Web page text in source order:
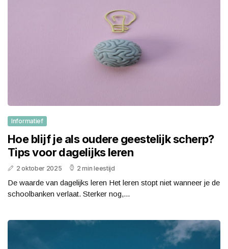
Informatief
Hoe blijf je als oudere geestelijk scherp?
Tips voor dagelijks leren
2 oktober 2025 2 min leestijd
De waarde van dagelijks leren Het leren stopt niet wanneer je de
schoolbanken verlaat. Sterker nog,...